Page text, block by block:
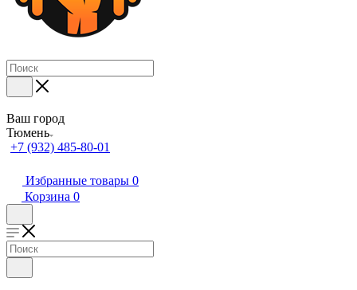
Ваш город
Тюмень
+7 (932) 485-80-01
Избранные товары 0
Корзина 0